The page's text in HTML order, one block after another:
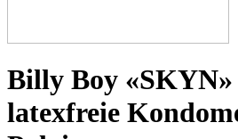
Billy Boy
latexfreie